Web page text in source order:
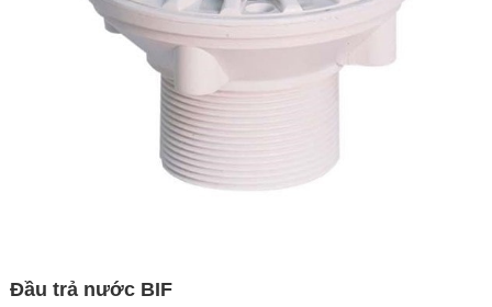
Đầu trả nước BIF